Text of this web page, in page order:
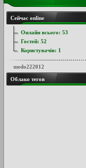
Сейчас online
Онлайн всього: 53
Гостей: 52
Користувачів: 1
medo222012
Облако тегов